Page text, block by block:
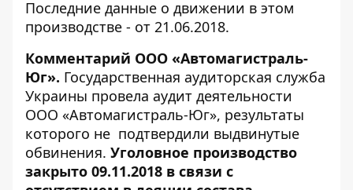
Последние данные о движении в этом
производстве - от 21.06.2018.
Комментарий ООО «Автомагистраль-
Юг». Государственная аудиторская служба
Украины провела аудит деятельности
ООО «Автомагистраль-Юг», результаты
которого не подтвердили выдвинутые
обвинения. Уголовное производство
закрыто 09.11.2018 в связи с